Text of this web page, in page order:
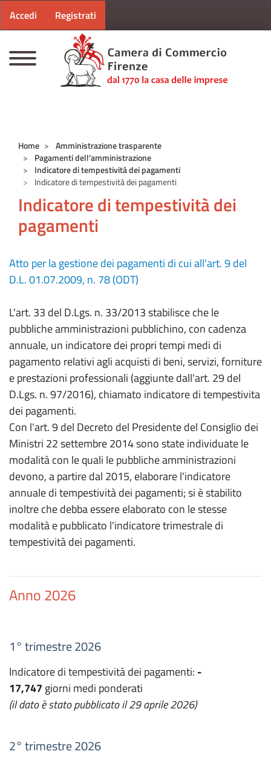
Menu profilo utente
Accedi Registrati
Home
Amministrazione trasparente
Pagamenti dell'amministrazione
Indicatore di tempestività dei pagamenti
Indicatore di tempestività dei pagamenti
Indicatore di tempestività dei
pagamenti
Atto per la gestione dei pagamenti di cui all'art. 9 del
D.L. 01.07.2009, n. 78 (ODT)
L'art. 33 del D.Lgs. n. 33/2013 stabilisce che le
pubbliche amministrazioni pubblichino, con cadenza
annuale, un indicatore dei propri tempi medi di
pagamento relativi agli acquisti di beni, servizi, forniture
e prestazioni professionali (aggiunte dall'art. 29 del
D.Lgs. n. 97/2016), chiamato indicatore di tempestivita
dei pagamenti.
Con l'art. 9 del Decreto del Presidente del Consiglio dei
Ministri 22 settembre 2014 sono state individuate le
modalità con le quali le pubbliche amministrazioni
devono, a partire dal 2015, elaborare l'indicatore
annuale di tempestività dei pagamenti; si è stabilito
inoltre che debba essere elaborato con le stesse
modalità e pubblicato l'indicatore trimestrale di
tempestività dei pagamenti.
Anno 2026
1° trimestre 2026
Indicatore di tempestività dei pagamenti: -
17,747 giorni medi ponderati
(il dato è stato pubblicato il 29 aprile 2026)
2° trimestre 2026